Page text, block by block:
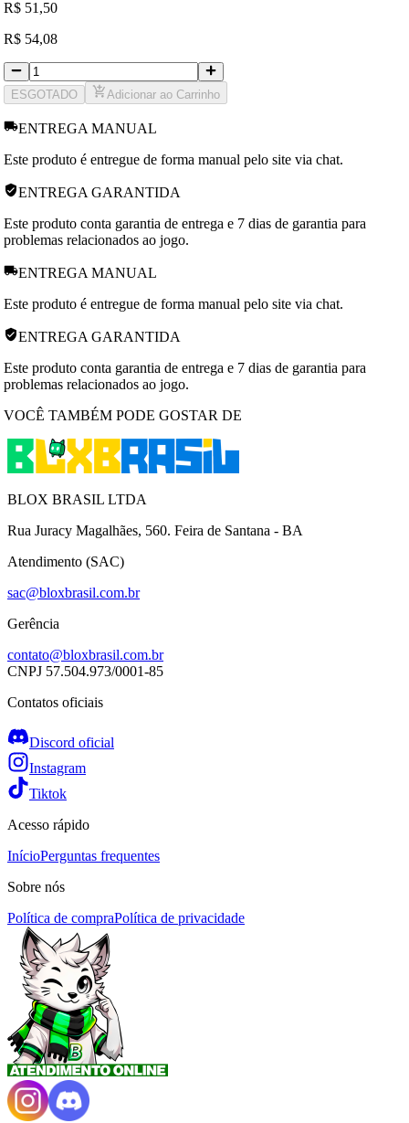
R$ 51,50
R$ 54,08
ESGOTADO Adicionar ao Carrinho
ENTREGA MANUAL
Este produto é entregue de forma manual pelo site via chat.
ENTREGA GARANTIDA
Este produto conta garantia de entrega e 7 dias de garantia para
problemas relacionados ao jogo.
ENTREGA MANUAL
Este produto é entregue de forma manual pelo site via chat.
ENTREGA GARANTIDA
Este produto conta garantia de entrega e 7 dias de garantia para
problemas relacionados ao jogo.
VOCÊ TAMBÉM PODE GOSTAR DE
BLOX BRASIL LTDA
Rua Juracy Magalhães, 560. Feira de Santana - BA
Atendimento (SAC)
sac@bloxbrasil.com.br
Gerência
contato@bloxbrasil.com.br
CNPJ 57.504.973/0001-85
Contatos oficiais
Discord oficial
Instagram
Tiktok
Acesso rápido
InícioPerguntas frequentes
Sobre nós
Política de compraPolítica de privacidade